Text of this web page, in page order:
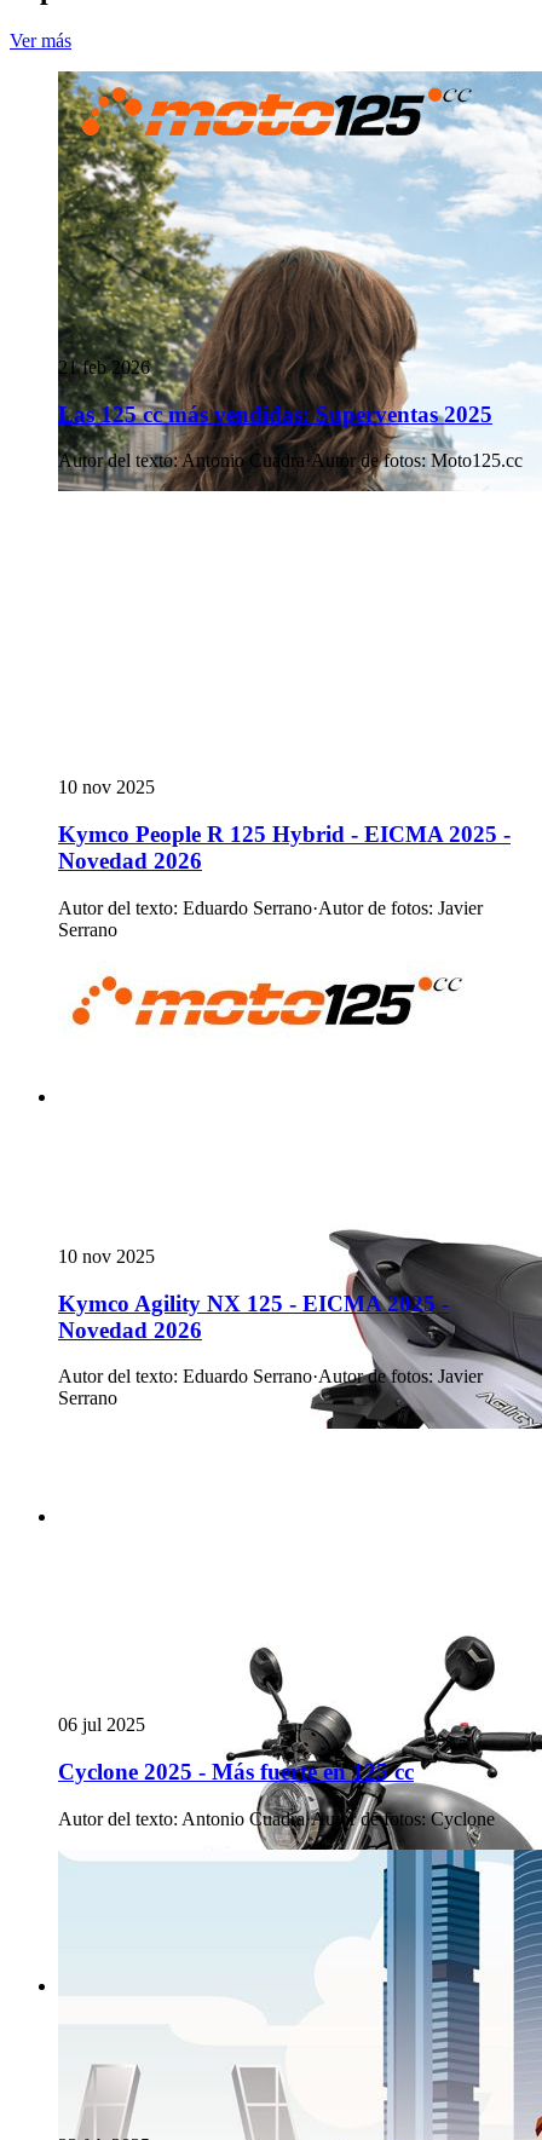
Ver más
21 feb 2026
Las 125 cc más vendidas: Superventas 2025
Autor del texto:Antonio Cuadra·Autor de fotos: Moto125.cc
10 nov 2025
Kymco People R 125 Hybrid - EICMA 2025 -
Novedad 2026
Autor del texto: Eduardo Serrano·Autor de fotos: Javier
Serrano
10 nov 2025
Kymco Agility NX 125 - EICMA 2025 -
Novedad 2026
Autor del texto: Eduardo Serrano·Autor de fotos: Javier
Serrano
06 jul 2025
Cyclone 2025 - Más fuerte en 125 cc
Autor del texto: Antonio Cuadra·Autor de fotos: Cyclone